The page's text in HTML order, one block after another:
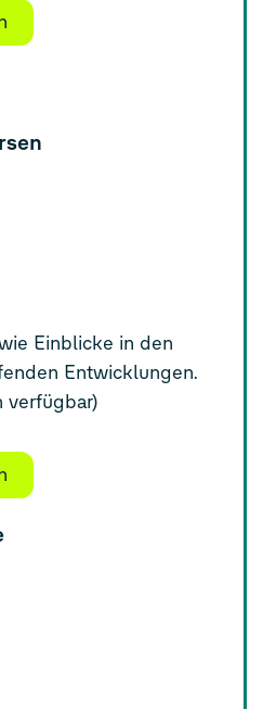
Einblicke in den
Entwicklungen.
verfügbar)